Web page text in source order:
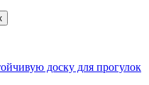
доску для прогулок